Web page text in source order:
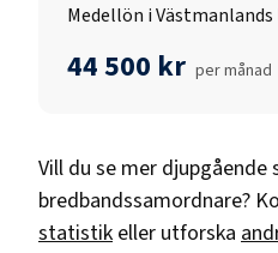
Medellön i Västmanlands
44 500 kr per månad
Vill du se mer
bredbandssamordnare?
statistik eller utforska